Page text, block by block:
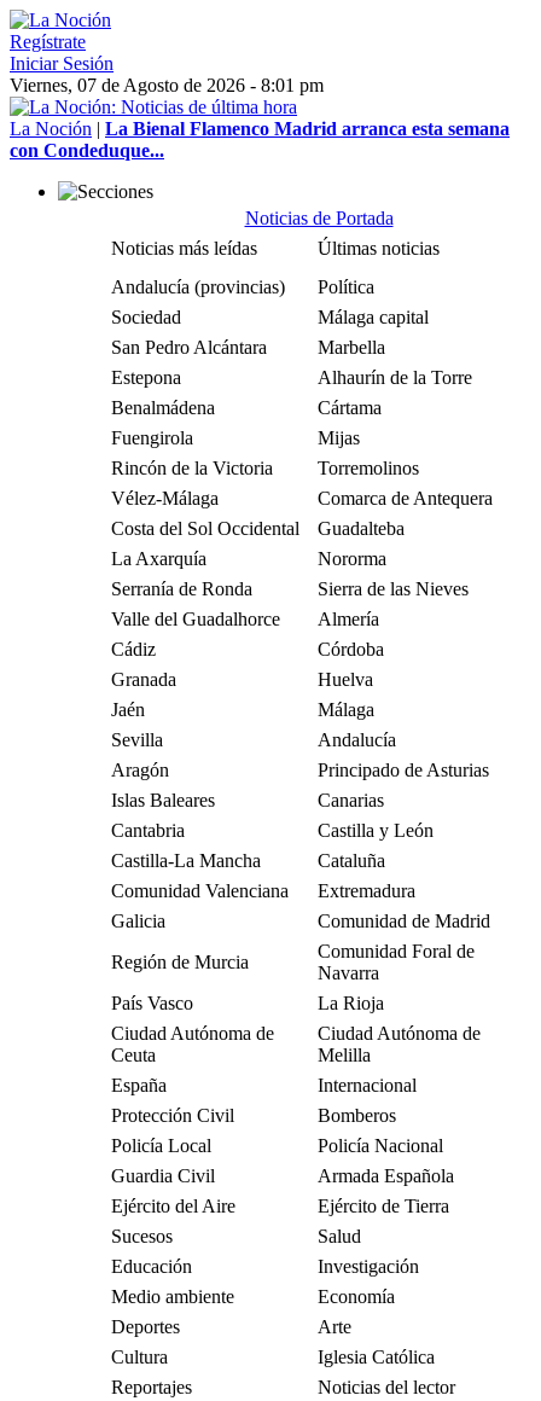
Regístrate
Iniciar Sesión
Viernes, 07 de Agosto de 2026 - 8:01 pm
La Noción | La Bienal Flamenco Madrid arranca esta semana
con Condeduque...
Noticias de Portada
Noticias más leídas
Últimas noticias
Andalucía (provincias)
Política
Sociedad
Málaga capital
San Pedro Alcántara
Marbella
Estepona
Alhaurín de la Torre
Benalmádena
Cártama
Fuengirola
Mijas
Rincón de la Victoria
Torremolinos
Vélez-Málaga
Comarca de Antequera
Costa del Sol Occidental
Guadalteba
La Axarquía
Nororma
Serranía de Ronda
Sierra de las Nieves
Valle del Guadalhorce
Almería
Cádiz
Córdoba
Granada
Huelva
Jaén
Málaga
Sevilla
Andalucía
Aragón
Principado de Asturias
Islas Baleares
Canarias
Cantabria
Castilla y León
Castilla-La Mancha
Cataluña
Comunidad Valenciana
Extremadura
Galicia
Comunidad de Madrid
Región de Murcia
Comunidad Foral de
Navarra
País Vasco
La Rioja
Ciudad Autónoma de
Ceuta
Ciudad Autónoma de
Melilla
España
Internacional
Protección Civil
Bomberos
Policía Local
Policía Nacional
Guardia Civil
Armada Española
Ejército del Aire
Ejército de Tierra
Sucesos
Salud
Educación
Investigación
Medio ambiente
Economía
Deportes
Arte
Cultura
Iglesia Católica
Reportajes
Noticias del lector